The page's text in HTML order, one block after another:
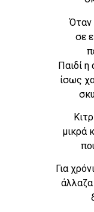
Όταν
σε
Παιδί η
ίσως
μικρά
Για